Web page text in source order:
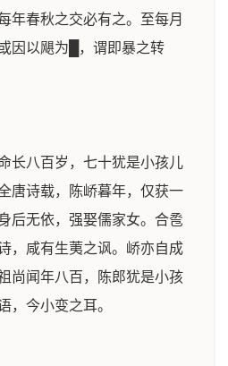
年春秋之交必有之。至每月
因以飓为█，谓即暴之转
长八百岁，七十犹是小孩儿
唐诗载，陈峤暮年，仅获一
后无依，强娶儒家女。合卺
，咸有生荑之讽。峤亦自成
尚闻年八百，陈郎犹是小孩
，今小变之耳。